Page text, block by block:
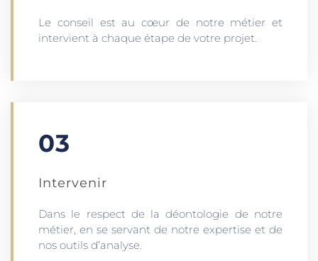
Le conseil est au cœur de notre métier et
intervient à chaque étape de votre projet.
03
Intervenir
Dans le respect de la déontologie de notre
métier, en se servant de notre expertise et de
nos outils d’analyse.